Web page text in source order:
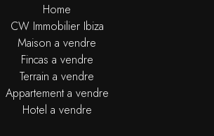
Home
CW Immobilier Ibiza
Maison a vendre
Fincas a vendre
Terrain a vendre
Appartement a vendre
Hotel a vendre